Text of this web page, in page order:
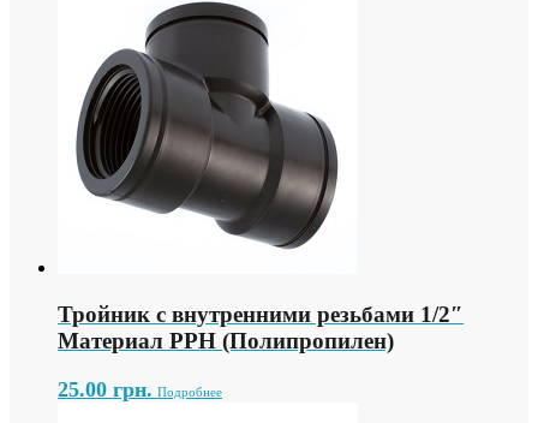
Тройник с внутренними резьбами 1/2″
Материал PPH (Полипропилен)
25.00 грн. Подробнее